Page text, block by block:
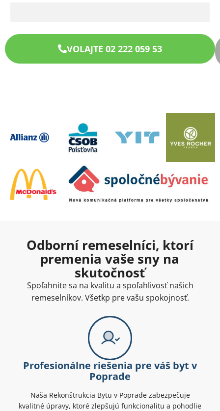
VOLAJTE 02 222 059 53
Odborní remeselníci, ktorí
premenia vaše sny na
skutočnosť
Spoľahnite sa na kvalitu a spoľahlivosť našich
remeselníkov. Všetkp pre vašu spokojnosť.
Profesionálne riešenia pre váš byt v
Poprade
Naša Rekonštrukcia Bytu v Poprade zabezpečuje
kvalitné úpravy, ktoré zlepšujú funkcionalitu a pohodlie